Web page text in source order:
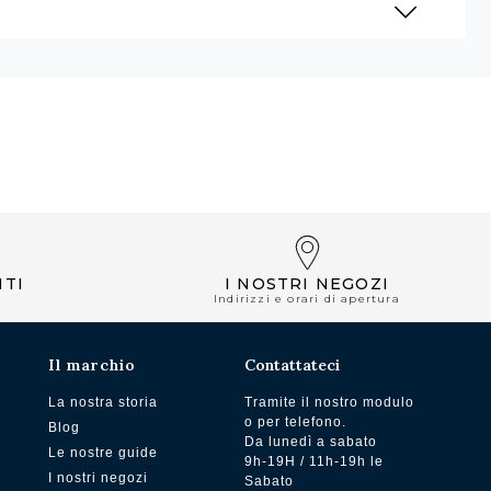
I NOSTRI NEGOZI
Indirizzi e orari di apertura
Il marchio
La nostra storia
Blog
Le nostre guide
I nostri negozi
Contattateci
Tramite il nostro modulo
o per telefono.
Da lunedì a sabato
9h-19H / 11h-19h le
Sabato